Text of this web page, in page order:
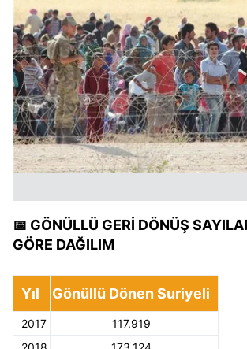
📅 GÖNÜLLÜ GERİ DÖNÜŞ
GÖRE DAĞILIM
Yıl Gönüllü Dönen Suriyeli
2017
117.919